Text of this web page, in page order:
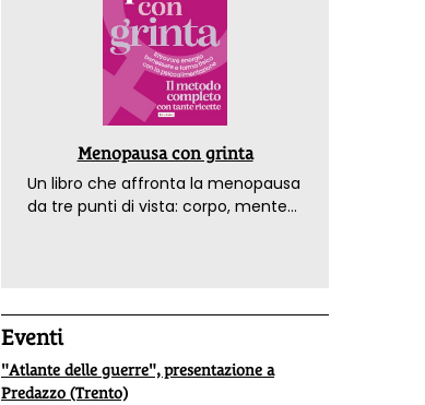
Menopausa con grinta
Un libro che affronta la menopausa
da tre punti di vista: corpo, mente
Eventi
"Atlante delle guerre", presentazione a
Predazzo (Trento)